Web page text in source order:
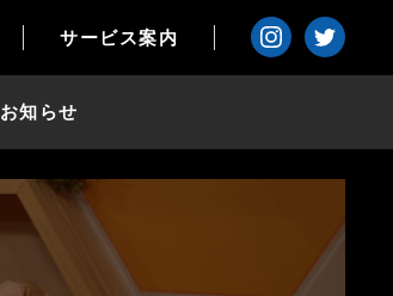
サービス案内
お知らせ